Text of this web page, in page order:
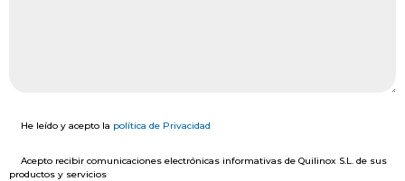
He leído y acepto la política de Privacidad
Acepto recibir comunicaciones electrónicas informativas de Quilinox S.L. de sus
productos y servicios